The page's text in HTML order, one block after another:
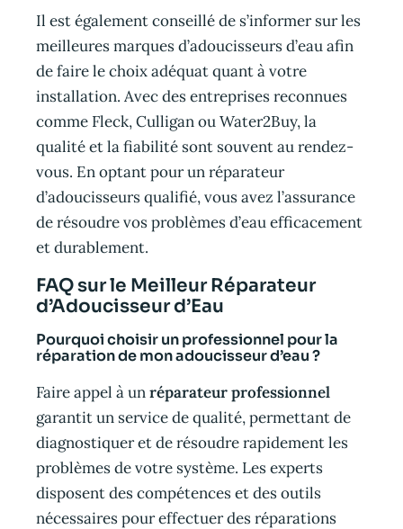
Il est également conseillé de s’informer sur les
meilleures marques d’adoucisseurs d’eau afin
de faire le choix adéquat quant à votre
installation. Avec des entreprises reconnues
comme Fleck, Culligan ou Water2Buy, la
qualité et la fiabilité sont souvent au rendez-
vous. En optant pour un réparateur
d’adoucisseurs qualifié, vous avez l’assurance
de résoudre vos problèmes d’eau efficacement
et durablement.
FAQ sur le Meilleur Réparateur
d’Adoucisseur d’Eau
Pourquoi choisir un professionnel pour la
réparation de mon adoucisseur d’eau ?
Faire appel à unréparateur professionnel
garantit un service de qualité, permettant de
diagnostiquer et de résoudre rapidement les
problèmes de votre système. Les experts
disposent des compétences et des outils
nécessaires pour effectuer des réparations